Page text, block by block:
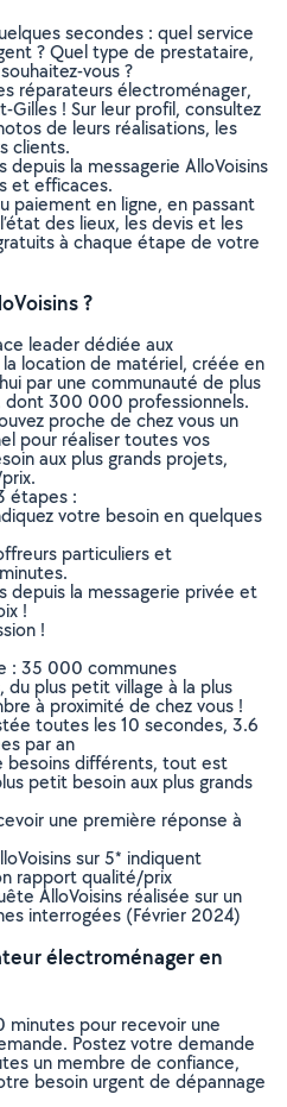
secondes : quel service
? Quel type de prestataire,
vous ?
réparateurs électroménager,
Gilles ! Sur leur profil, consultez
de leurs réalisations, les
clients.
la messagerie AlloVoisins
et efficaces.
paiement en ligne, en passant
des lieux, les devis et les
à chaque étape de votre
?
leader dédiée aux
location de matériel, créée en
par une communauté de plus
dont 300 000 professionnels.
proche de chez vous un
pour réaliser toutes vos
aux plus grands projets,
étapes :
votre besoin en quelques
particuliers et
depuis la messagerie privée et
!
!
: 35 000 communes
du plus petit village à la plus
à proximité de chez vous !
toutes les 10 secondes, 3.6
par an
besoins différents, tout est
petit besoin aux plus grands
une première réponse à
sur 5* indiquent
rapport qualité/prix
AlloVoisins réalisée sur un
interrogées (Février 2024)
électroménager en
minutes pour recevoir une
Postez votre demande
un membre de confiance,
besoin urgent de dépannage